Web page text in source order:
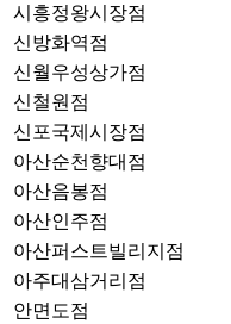
시흥정왕시장점
신방화역점
신월우성상가점
신철원점
신포국제시장점
아산순천향대점
아산음봉점
아산인주점
아산퍼스트빌리지점
아주대삼거리점
안면도점